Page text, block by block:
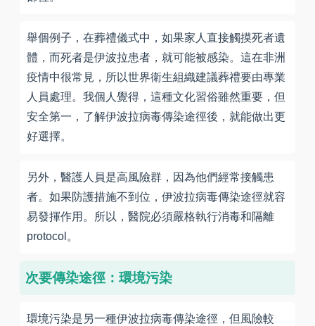
舉個例子，在葬禮儀式中，如果家人直接觸摸死者遺
體，而死者是伊波拉患者，就可能被感染。這在非洲
疫情中很常見，所以世界衛生組織建議葬禮要由專業
人員處理。我個人覺得，這種文化習俗雖然重要，但
安全第一，了解伊波拉病毒傳染途徑後，就能做出更
好選擇。
另外，醫護人員是高風險群，因為他們經常接觸患
者。如果防護措施不到位，伊波拉病毒傳染途徑就容
易發揮作用。所以，醫院必須嚴格執行消毒和隔離
protocol。
次要傳染途徑：環境污染
環境污染是另一種伊波拉病毒傳染途徑，但風險較